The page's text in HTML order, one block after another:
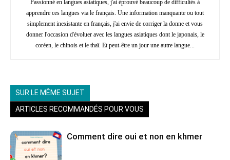
Passionné en langues asiatiques, j'ai éprouvé beaucoup de difficultés à
apprendre ces langues via le français. Une information manquante ou tout
simplement inexistante en français, j'ai envie de corriger la donne et vous
donner l'occasion d'évoluer avec les langues asiatiques dont le japonais, le
coréen, le chinois et le thaï. Et peut-être un jour une autre langue...
SUR LE MÊME SUJET
ARTICLES RECOMMANDÉS POUR VOUS
Comment dire oui et non en khmer